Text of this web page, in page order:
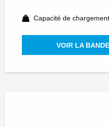
Capacité de
VOIR LA